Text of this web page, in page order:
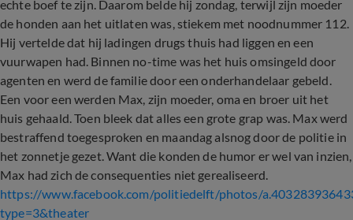
echte boef te zijn. Daarom belde hij zondag, terwijl zijn moeder
de honden aan het uitlaten was, stiekem met noodnummer 112.
Hij vertelde dat hij ladingen drugs thuis had liggen en een
vuurwapen had. Binnen no-time was het huis omsingeld door
agenten en werd de familie door een onderhandelaar gebeld.
Een voor een werden Max, zijn moeder, oma en broer uit het
huis gehaald. Toen bleek dat alles een grote grap was. Max werd
bestraffend toegesproken en maandag alsnog door de politie in
het zonnetje gezet. Want die konden de humor er wel van inzien,
Max had zich de consequenties niet gerealiseerd.
https://www.facebook.com/politiedelft/photos/
type=3&theater